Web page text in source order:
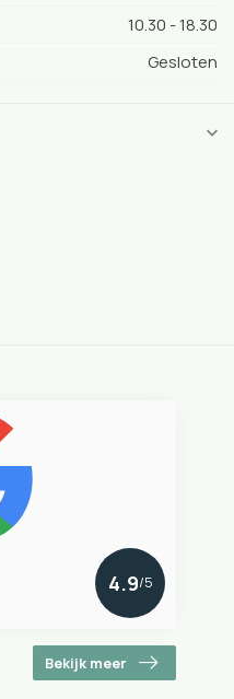
10.30 - 18.30
Gesloten
4.9/5
Bekijk meer